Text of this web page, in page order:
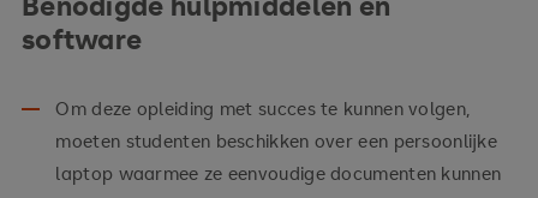
software
Om deze opleiding met succes te kunnen volgen,
moeten studenten beschikken over een persoonlijke
laptop waarmee ze eenvoudige documenten kunnen